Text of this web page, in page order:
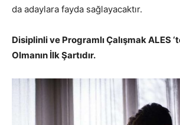
da adaylara fayda sağlayacaktır.
Disiplinli ve Programlı Çalışmak ALES
Olmanın İlk Şartıdır.